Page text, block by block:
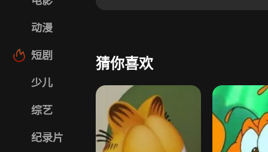
动漫
短剧
少儿
综艺
纪录片
猜你喜欢